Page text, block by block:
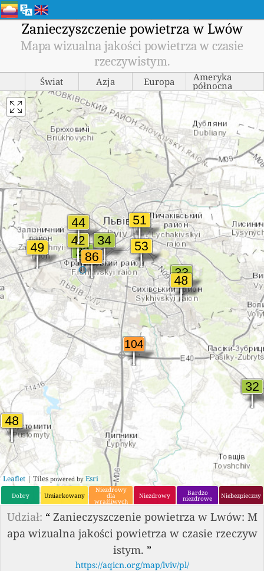
Zanieczyszczenie powietrza w Lwów
Mapa wizualna jakości powietrza w czasie
rzeczywistym.
Świat Azja Europa Ameryka
północna
Leaflet | Tiles powered by Esri
Dobry Umiarkowany
Niezdrowy
dla
wrażliwych
grup
Niezdrowy Bardzo
niezdrowe Niebezpieczny
Udział: “ Zanieczyszczenie powietrza w Lwów: M
apa wizualna jakości powietrza w czasie rzeczyw
istym. ”
https://aqicn.org/map/lviv/pl/